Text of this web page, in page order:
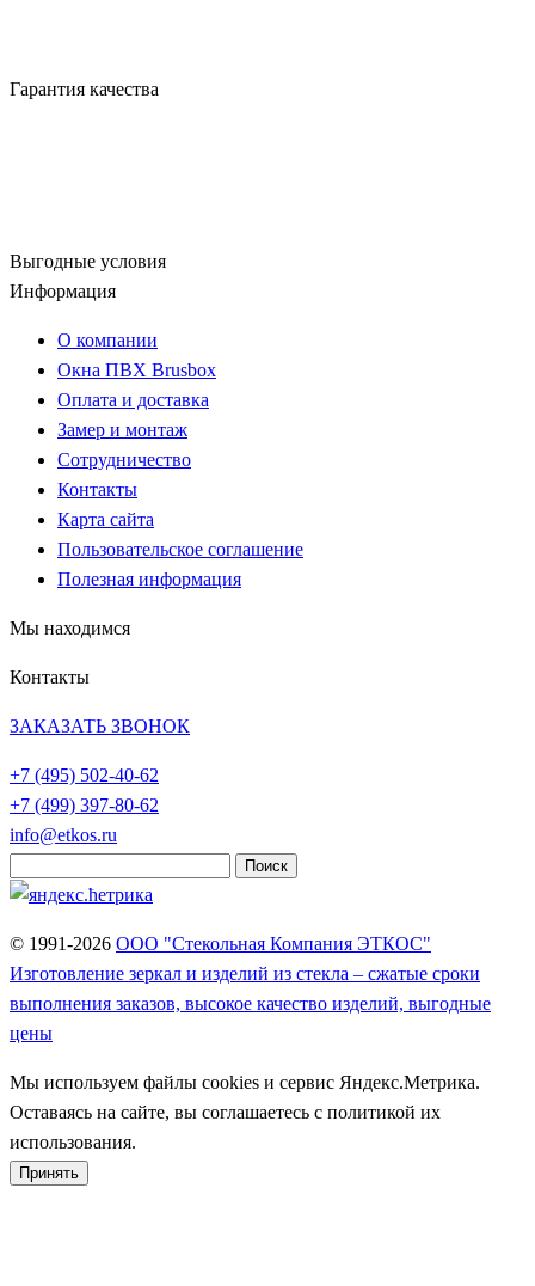
Гарантия качества
Выгодные условия
Информация
О компании
Окна ПВХ Brusbox
Оплата и доставка
Замер и монтаж
Сотрудничество
Контакты
Карта сайта
Пользовательское соглашение
Полезная информация
Мы находимся
Контакты
ЗАКАЗАТЬ ЗВОНОК
+7 (495) 502-40-62
+7 (499) 397-80-62
info@etkos.ru
© 1991-2026 ООО "Стекольная Компания ЭТКОС"
Изготовление зеркал и изделий из стекла – сжатые сроки
выполнения заказов, высокое качество изделий, выгодные
цены
Мы используем файлы cookies и сервис Яндекс.Метрика.
Оставаясь на сайте, вы соглашаетесь с политикой их
использования.
Принять